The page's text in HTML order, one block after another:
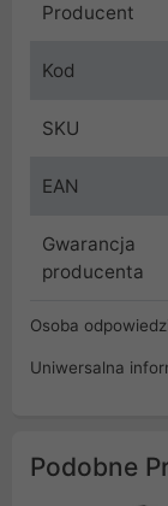
Producent
Kod
SKU
EAN
Gwarancja
producenta
Osoba
Uniwersalna
Podobne